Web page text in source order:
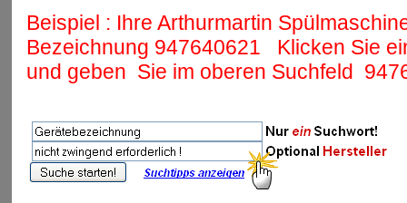
Beispiel : Ihre Arthurmartin
Bezeichnung 947640621 Klicken Sie
und geben Sie im oberen Suchfeld